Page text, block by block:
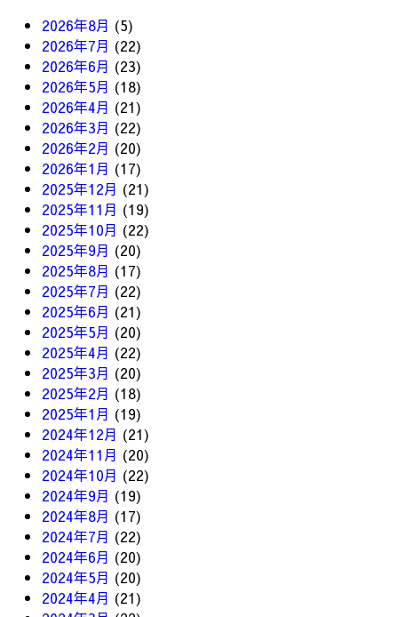
2026年8月 (5)
2026年7月 (22)
2026年6月 (23)
2026年5月 (18)
2026年4月 (21)
2026年3月 (22)
2026年2月 (20)
2026年1月 (17)
2025年12月 (21)
2025年11月 (19)
2025年10月 (22)
2025年9月 (20)
2025年8月 (17)
2025年7月 (22)
2025年6月 (21)
2025年5月 (20)
2025年4月 (22)
2025年3月 (20)
2025年2月 (18)
2025年1月 (19)
2024年12月 (21)
2024年11月 (20)
2024年10月 (22)
2024年9月 (19)
2024年8月 (17)
2024年7月 (22)
2024年6月 (20)
2024年5月 (20)
2024年4月 (21)